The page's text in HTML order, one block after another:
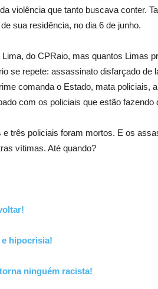
violência que tanto buscava conter.
sua residência, no dia 6 de junho.
do CPRaio, mas quantos Limas
se repete: assassinato disfarçado de
comanda o Estado, mata policiais,
com os policiais que estão fazendo
e três policiais foram mortos. E os
vítimas. Até quando?
hipocrisia!
ninguém racista!